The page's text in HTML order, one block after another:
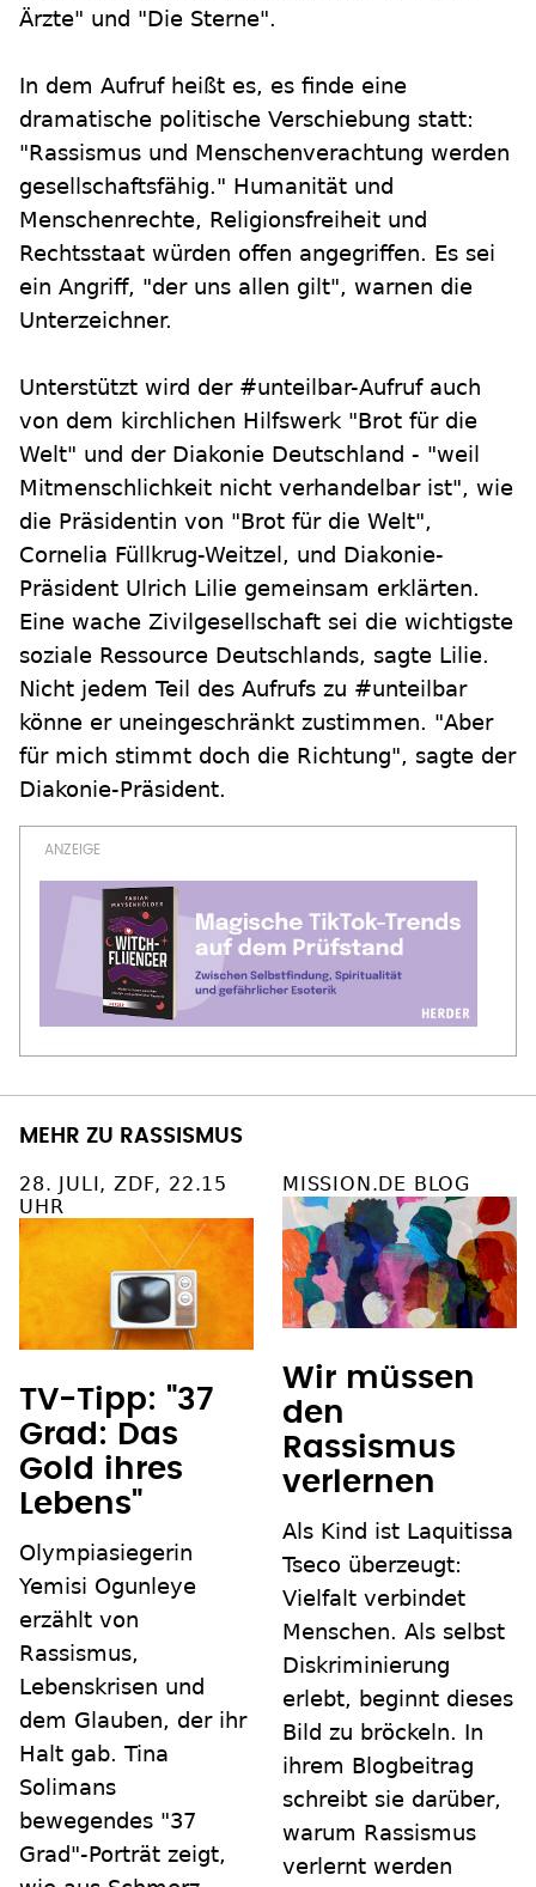
Ärzte" und "Die Sterne".
In dem Aufruf heißt es, es finde eine
dramatische politische Verschiebung statt:
"Rassismus und Menschenverachtung werden
gesellschaftsfähig." Humanität und
Menschenrechte, Religionsfreiheit und
Rechtsstaat würden offen angegriffen. Es sei
ein Angriff, "der uns allen gilt", warnen die
Unterzeichner.
Unterstützt wird der #unteilbar-Aufruf auch
von dem kirchlichen Hilfswerk "Brot für die
Welt" und der Diakonie Deutschland - "weil
Mitmenschlichkeit nicht verhandelbar ist", wie
die Präsidentin von "Brot für die Welt",
Cornelia Füllkrug-Weitzel, und Diakonie-
Präsident Ulrich Lilie gemeinsam erklärten.
Eine wache Zivilgesellschaft sei die wichtigste
soziale Ressource Deutschlands, sagte Lilie.
Nicht jedem Teil des Aufrufs zu #unteilbar
könne er uneingeschränkt zustimmen. "Aber
für mich stimmt doch die Richtung", sagte der
Diakonie-Präsident.
MEHR ZU RASSISMUS
28. JULI, ZDF, 22.15
UHR
TV-Tipp: "37
Grad: Das
Gold ihres
Lebens"
Olympiasiegerin
Yemisi Ogunleye
erzählt von
Rassismus,
Lebenskrisen und
dem Glauben, der ihr
Halt gab. Tina
Solimans
bewegendes "37
Grad"-Porträt zeigt,
MISSION.DE BLOG
Wir müssen
den
Rassismus
verlernen
Als Kind ist Laquitissa
Tseco überzeugt:
Vielfalt verbindet
Menschen. Als selbst
Diskriminierung
erlebt, beginnt dieses
Bild zu bröckeln. In
ihrem Blogbeitrag
schreibt sie darüber,
warum Rassismus
verlernt werden